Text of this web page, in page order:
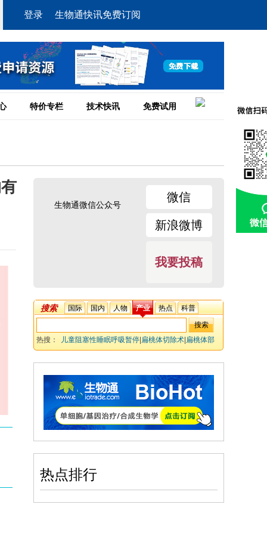
登录 生物通快讯免费订阅
特价专栏 技术快讯 免费试用
生物通微信公众号
微信
新浪微博
我要投稿
搜索 国际 国内 人物 产业 热点 科普
热搜： 儿童阻塞性睡眠呼吸暂停 扁桃体切除术 扁桃体部
热点排行